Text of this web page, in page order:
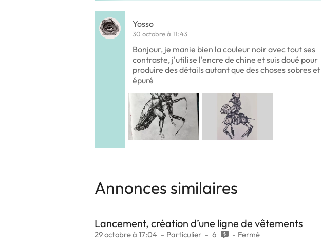
Yosso
30 octobre à 11:43
Bonjour, je manie bien la couleur noir avec tout ses
contraste, j'utilise l'encre de chine et suis doué pour
produire des détails autant que des choses sobres et
épuré
Annonces similaires
Lancement, création d’une ligne de vêtements
29 octobre à 17:04 Particulier 6 Fermé